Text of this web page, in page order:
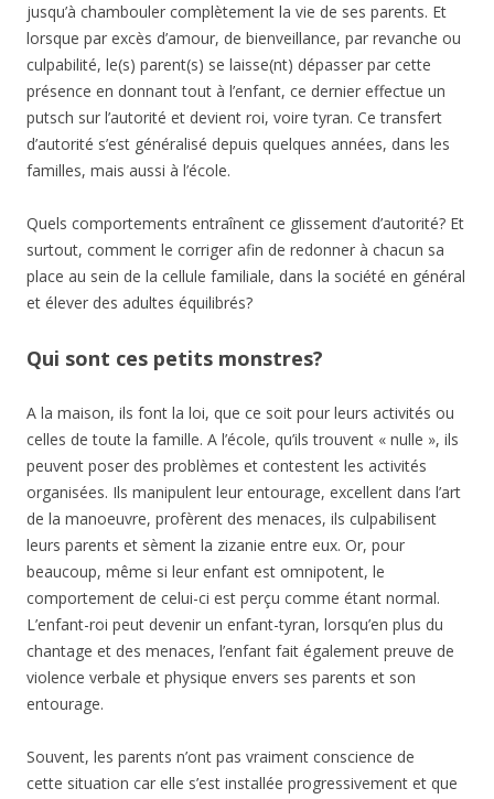
jusqu’à chambouler complètement la vie de ses parents. Et
lorsque par excès d’amour, de bienveillance, par revanche ou
culpabilité, le(s) parent(s) se laisse(nt) dépasser par cette
présence en donnant tout à l’enfant, ce dernier effectue un
putsch sur l’autorité et devient roi, voire tyran. Ce transfert
d’autorité s’est généralisé depuis quelques années, dans les
familles, mais aussi à l’école.
Quels comportements entraînent ce glissement d’autorité? Et
surtout, comment le corriger afin de redonner à chacun sa
place au sein de la cellule familiale, dans la société en général
et élever des adultes équilibrés?
Qui sont ces petits monstres?
A la maison, ils font la loi, que ce soit pour leurs activités ou
celles de toute la famille. A l’école, qu’ils trouvent « nulle », ils
peuvent poser des problèmes et contestent les activités
organisées. Ils manipulent leur entourage, excellent dans l’art
de la manoeuvre, profèrent des menaces, ils culpabilisent
leurs parents et sèment la zizanie entre eux. Or, pour
beaucoup, même si leur enfant est omnipotent, le
comportement de celui-ci est perçu comme étant normal.
L’enfant-roi peut devenir un enfant-tyran, lorsqu’en plus du
chantage et des menaces, l’enfant fait également preuve de
violence verbale et physique envers ses parents et son
entourage.
Souvent, les parents n’ont pas vraiment conscience de
cette situation car elle s’est installée progressivement et que